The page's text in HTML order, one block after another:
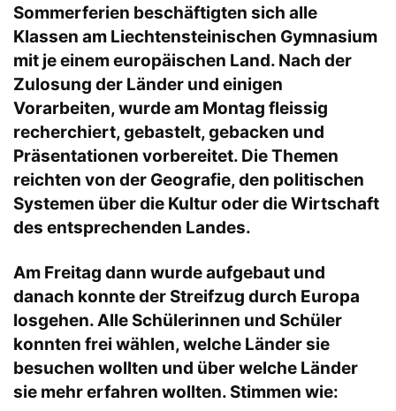
Sommerferien beschäftigten sich alle
Klassen am Liechtensteinischen Gymnasium
mit je einem europäischen Land. Nach der
Zulosung der Länder und einigen
Vorarbeiten, wurde am Montag fleissig
recherchiert, gebastelt, gebacken und
Präsentationen vorbereitet. Die Themen
reichten von der Geografie, den politischen
Systemen über die Kultur oder die Wirtschaft
des entsprechenden Landes.
Am Freitag dann wurde aufgebaut und
danach konnte der Streifzug durch Europa
losgehen. Alle Schülerinnen und Schüler
konnten frei wählen, welche Länder sie
besuchen wollten und über welche Länder
sie mehr erfahren wollten. Stimmen wie: